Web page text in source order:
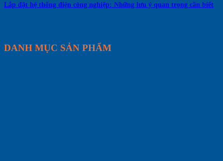
Lắp đặt hệ thống điện công nghiệp: Những lưu ý quan trọng cần biết
DANH MỤC SẢN PHẨM